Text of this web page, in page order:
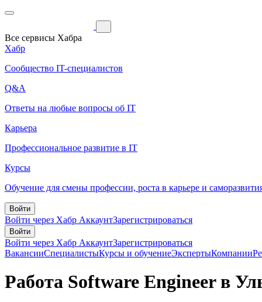
Все сервисы Хабра
Хабр
Сообщество IT-специалистов
Q&A
Ответы на любые вопросы об IT
Карьера
Профессиональное развитие в IT
Курсы
Обучение для смены профессии, роста в карьере и
Войти
Войти через Хабр АккаунтЗарегистрироваться
Войти
Войти через Хабр АккаунтЗарегистрироваться
ВакансииСпециалистыКурсы и обучениеЭкспертыКомпании
Работа Software Engineer в